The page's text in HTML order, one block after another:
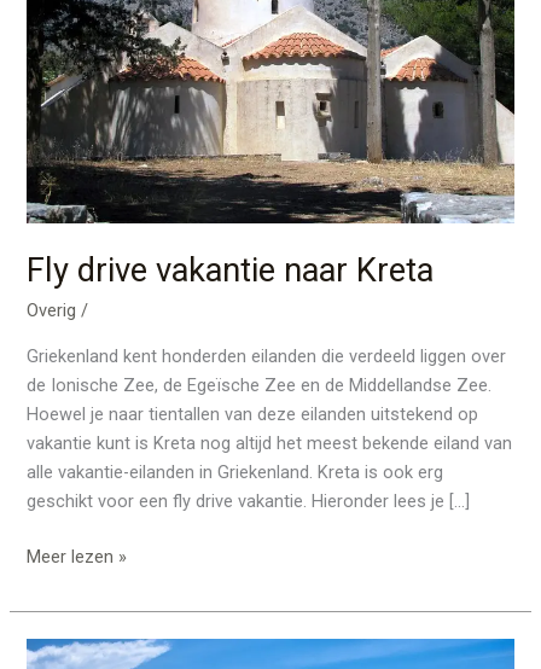
Fly drive vakantie naar Kreta
Overig /
Griekenland kent honderden eilanden die verdeeld liggen over
de Ionische Zee, de Egeïsche Zee en de Middellandse Zee.
Hoewel je naar tientallen van deze eilanden uitstekend op
vakantie kunt is Kreta nog altijd het meest bekende eiland van
alle vakantie-eilanden in Griekenland. Kreta is ook erg
geschikt voor een fly drive vakantie. Hieronder lees je […]
Meer lezen »
Boek